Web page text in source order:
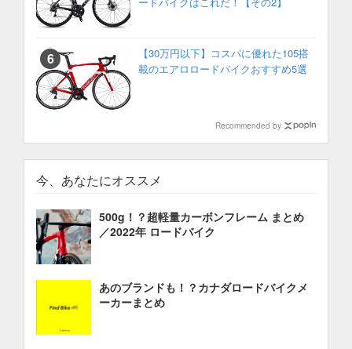
【30万円以下】コスパに優れた105搭
載のエアロロードバイクおすすめ5選
Recommended by
今、あなたにオススメ
500g！？超軽量カーボンフレーム まとめ
／2022年 ロードバイク
あのブランドも！？カナダロードバイクメ
ーカーまとめ